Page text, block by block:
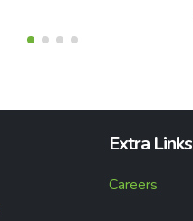
Extra Links
Careers